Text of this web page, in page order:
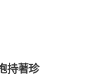
持著珍